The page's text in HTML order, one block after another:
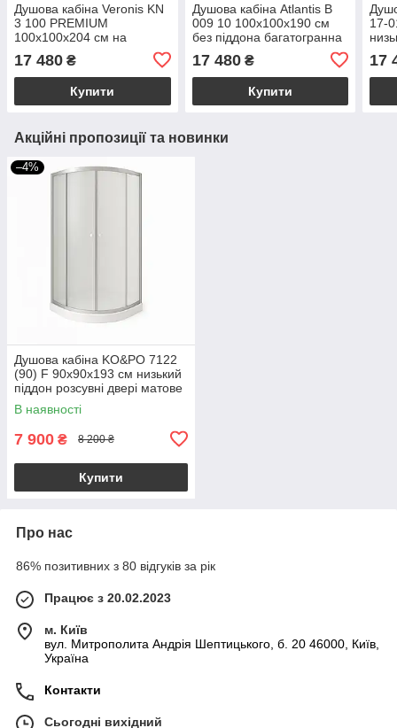
Душова кабіна Veronis KN
3 100 PREMIUM
100х100х204 см на
низькому піддоні прозоре
скло розсувні двері
17 480 ₴
Купити
Душова кабіна Atlantis B
009 10 100х100х190 см
без піддона багатогранна
багатогранна розпашні
двері
17 480₴
Купити
17-
17
Акційні пропозиції та новинки
–4%
Душова кабіна KO&PO 7122
(90) F 90x90х193 см низький
піддон розсувні двері матове
скло
В наявності
7 900 ₴ 8 200 ₴
Купити
Про нас
86% позитивних з 80 відгуків за рік
Працює з 20.02.2023
м. Київ
вул. Митрополита Андрія Шептицького, б. 20 46000, Київ,
Україна
Контакти
Сьогодні вихідний